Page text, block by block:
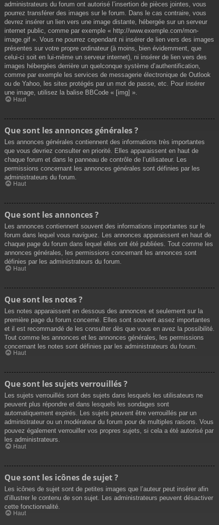
administrateurs du forum ont autorisé l’insertion de pièces jointes, vous
pourrez transférer des images sur le forum. Dans le cas contraire, vous
devrez insérer un lien vers une image distante, hébergée sur un serveur
internet public, comme par exemple « http://www.exemple.com/mon-
image.gif ». Vous ne pourrez cependant ni insérer de lien vers des images
présentes sur votre propre ordinateur (à moins, bien évidemment, que
celui-ci soit en lui-même un serveur internet), ni insérer de lien vers des
images hébergées derrière un quelconque système d’authentification,
comme par exemple les services de messagerie électronique de Outlook
ou de Yahoo, les sites protégés par un mot de passe, etc. Pour insérer
une image, utilisez la balise BBCode « [img] ».
Haut
Que sont les annonces générales ?
Les annonces générales contiennent des informations très importantes
que vous devriez consulter en priorité. Elles apparaissent en haut de
chaque forum et dans le panneau de contrôle de l’utilisateur. Les
permissions concernant les annonces générales sont définies par les
administrateurs du forum.
Haut
Que sont les annonces ?
Les annonces contiennent souvent des informations importantes sur le
forum dans lequel vous naviguez. Les annonces apparaissent en haut de
chaque page du forum dans lequel elles ont été publiées. Tout comme les
annonces générales, les permissions concernant les annonces sont
définies par les administrateurs du forum.
Haut
Que sont les notes ?
Les notes apparaissent en dessous des annonces et seulement sur la
première page du forum concerné. Elles sont souvent assez importantes
et il est recommandé de les consulter dès que vous en avez la possibilité.
Tout comme les annonces et les annonces générales, les permissions
concernant les notes sont définies par les administrateurs du forum.
Haut
Que sont les sujets verrouillés ?
Les sujets verrouillés sont des sujets dans lesquels les utilisateurs ne
peuvent plus répondre et dans lesquels les sondages sont
automatiquement expirés. Les sujets peuvent être verrouillés par un
administrateur ou un modérateur du forum pour de multiples raisons. Vous
pouvez également verrouiller vos propres sujets, si cela a été autorisé par
les administrateurs.
Haut
Que sont les icônes de sujet ?
Les icônes de sujet sont de petites images que l’auteur peut insérer afin
d’illustrer le contenu de son sujet. Les administrateurs peuvent désactiver
cette fonctionnalité.
Haut